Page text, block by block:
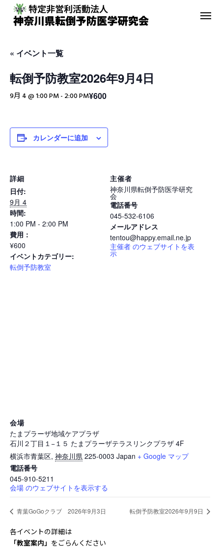
年間活動報告
2023年間活動報告
« イベント一覧
転倒予防教室2026年9月4日
9月 4 @ 1:00 PM - 2:00 PM¥600
カレンダーに追加
詳細
日付:
9月 4
時間:
1:00 PM - 2:00 PM
費用：
¥600
イベントカテゴリー:
転倒予防教室
主催者
神奈川県転倒予防医学研究
会
電話番号
045-532-6106
メールアドレス
tentou@happy.email.ne.jp
主催者 のウェブサイトを表
示
会場
たまプラーザ地域ケアプラザ
石川２丁目１−１５ たまプラーザテラスリンクプラザ 4F
横浜市青葉区, 神奈川県 225-0003 Japan + Google マップ
電話番号
045-910-5211
会場 のウェブサイトを表示する
青葉GoGoクラブ 2026年9月3日 転倒予防教室2026年9月9日
各イベントの詳細は
「教室案内」 をごらんください